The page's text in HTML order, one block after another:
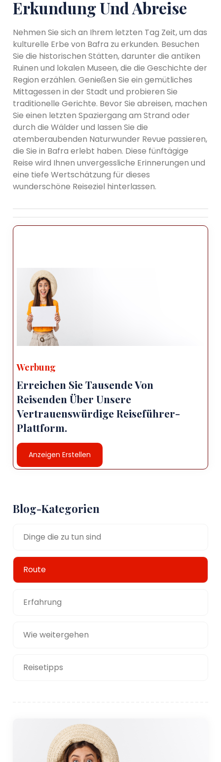
Erkundung Und Abreise
Nehmen Sie sich an Ihrem letzten Tag Zeit, um das
kulturelle Erbe von Bafra zu erkunden. Besuchen
Sie die historischen Stätten, darunter die antiken
Ruinen und lokalen Museen, die die Geschichte der
Region erzählen. Genießen Sie ein gemütliches
Mittagessen in der Stadt und probieren Sie
traditionelle Gerichte. Bevor Sie abreisen, machen
Sie einen letzten Spaziergang am Strand oder
durch die Wälder und lassen Sie die
atemberaubenden Naturwunder Revue passieren,
die Sie in Bafra erlebt haben. Diese fünftägige
Reise wird Ihnen unvergessliche Erinnerungen und
eine tiefe Wertschätzung für dieses
wunderschöne Reiseziel hinterlassen.
Werbung
Erreichen Sie Tausende Von
Reisenden Über Unsere
Vertrauenswürdige Reiseführer-
Plattform.
Anzeigen Erstellen
Blog-Kategorien
Dinge die zu tun sind
Route
Erfahrung
Wie weitergehen
Reisetipps